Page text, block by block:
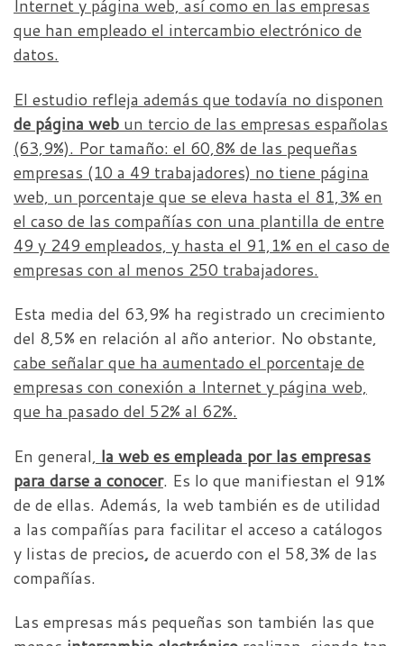
Internet y página web, así como en las empresas
que han empleado el intercambio electrónico de
datos.
El estudio refleja además que todavía no disponen
de página web un tercio de las empresas españolas
(63,9%). Por tamaño: el 60,8% de las pequeñas
empresas (10 a 49 trabajadores) no tiene página
web, un porcentaje que se eleva hasta el 81,3% en
el caso de las compañías con una plantilla de entre
49 y 249 empleados, y hasta el 91,1% en el caso de
empresas con al menos 250 trabajadores.
Esta media del 63,9% ha registrado un crecimiento
del 8,5% en relación al año anterior. No obstante,
cabe señalar que ha aumentado el porcentaje de
empresas con conexión a Internet y página web,
que ha pasado del 52% al 62%.
En general, la web es empleada por las empresas
para darse a conocer. Es lo que manifiestan el 91%
de de ellas. Además, la web también es de utilidad
a las compañías para facilitar el acceso a catálogos
y listas de precios, de acuerdo con el 58,3% de las
compañías.
Las empresas más pequeñas son también las que